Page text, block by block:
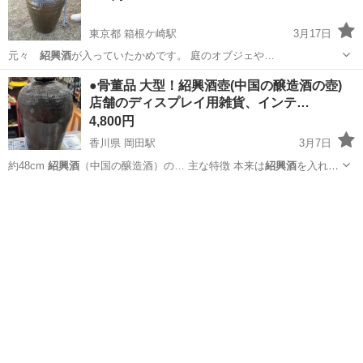
東京都 箱根ケ崎駅
3月17日
元々 紹興酒が入っていたかめです。 庭のオブジェや…
東京 西多摩郡 箱根ケ崎駅 生活雑貨 紹興酒
●骨董品 大型！紹興酒壺(中国の醸造酒の壺)
店舗のディスプレイ用雑貨、インテ…
4,800円
香川県 岡田駅
3月7日
約48cm 紹興酒（中国の醸造酒）の… 主な特徴 本来は紹興酒を入れて